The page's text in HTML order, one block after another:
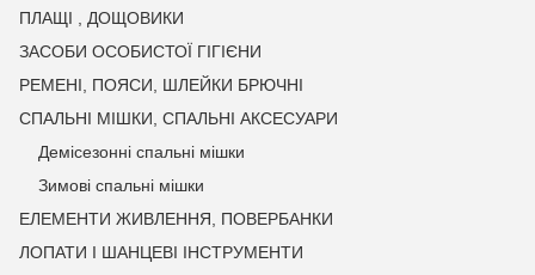
ПЛАЩІ , ДОЩОВИКИ
ЗАСОБИ ОСОБИСТОЇ ГІГІЄНИ
РЕМЕНІ, ПОЯСИ, ШЛЕЙКИ БРЮЧНІ
СПАЛЬНІ МІШКИ, СПАЛЬНІ АКСЕСУАРИ
Демісезонні спальні мішки
Зимові спальні мішки
ЕЛЕМЕНТИ ЖИВЛЕННЯ, ПОВЕРБАНКИ
ЛОПАТИ І ШАНЦЕВІ ІНСТРУМЕНТИ